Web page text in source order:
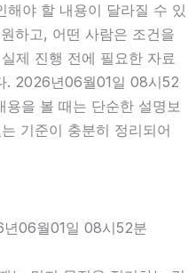
해야 할 내용이 달라질 수 있
하고, 어떤 사람은 조건을
제 진행 전에 필요한 자료
. 2026년06월01일 08시52
용을 볼 때는 단순한 설명보
기준이 충분히 정리되어
06월01일 08시52분